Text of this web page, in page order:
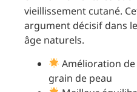
vieillissement cutané.
argument décisif dans
âge naturels.
Amélioration
grain de peau